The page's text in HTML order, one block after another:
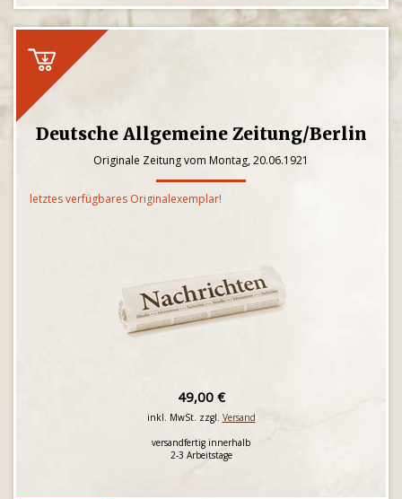
Deutsche Allgemeine Zeitung/Berlin
Originale Zeitung vom Montag, 20.06.1921
letztes verfügbares Originalexemplar!
49,00 €
inkl. MwSt. zzgl. Versand
versandfertig innerhalb
2-3 Arbeitstage